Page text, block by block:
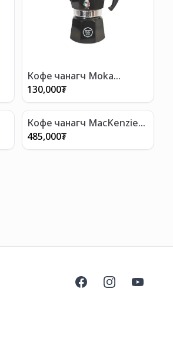
Кофе чанагч Moka
express Omino 1 cup
130,000₮
Кофе чанагч MacKenzie
Childs 6 cups
485,000₮
FacebookInstagramYouTube